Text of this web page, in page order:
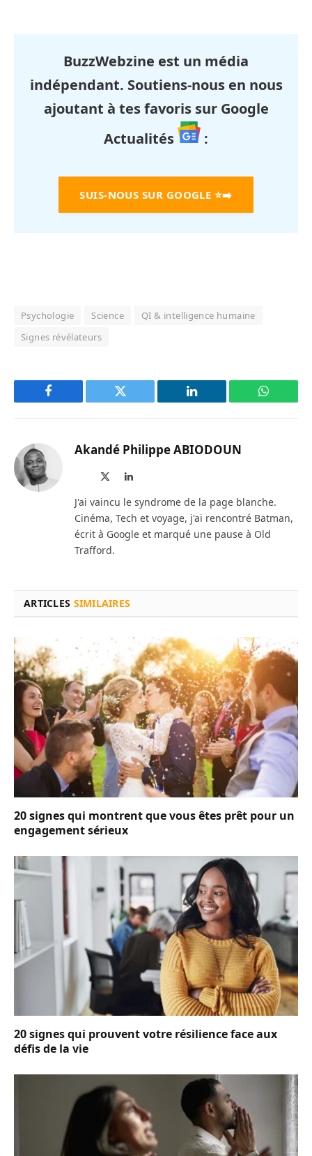
BuzzWebzine est un média
indépendant. Soutiens-nous en nous
ajoutant à tes favoris sur Google
Actualités
:
SUIS-NOUS SUR GOOGLE ⭐➡️
Psychologie Science
QI & intelligence humaine
Signes révélateurs
Facebook Twitter LinkedIn
Akandé Philippe ABIODOUN
LinkedIn
J'ai vaincu le syndrome de la page blanche.
Cinéma, Tech et voyage, j'ai rencontré Batman,
écrit à Google et marqué une pause à Old
Trafford.
ARTICLES SIMILAIRES
20 signes qui montrent que vous êtes prêt pour un
engagement sérieux
20 signes qui prouvent votre résilience face aux
défis de la vie